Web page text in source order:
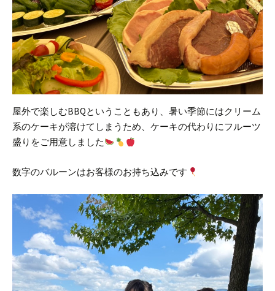
屋外で楽しむBBQということもあり、暑い季節にはクリーム
系のケーキが溶けてしまうため、ケーキの代わりにフルーツ
盛りをご用意しました
数字のバルーンはお客様のお持ち込みです